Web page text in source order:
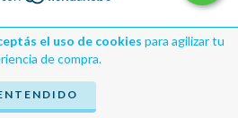
el uso de cookies para agilizar tu
de compra.